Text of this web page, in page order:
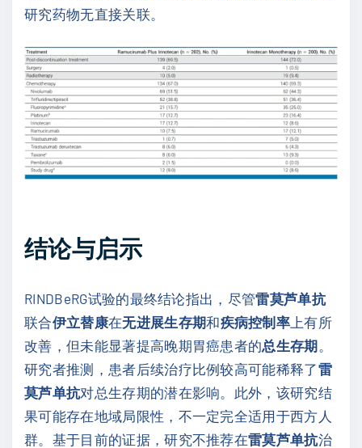
研究药物无直接关联。
结论与启示
RINDBeRG试验的最终结论指出，尽管雷莫芦单抗
联合伊立替康在无进展生存期和疾病控制率 上有所
改善，但未能显著提高晚期胃癌患者的总生存期
研究者推测，患者后续治疗比例较高可能稀释了雷
莫芦单抗对总生存期的潜在影响。此外，该研究结
果可能存在地域局限性，不一定完全适用于西方人
群。基于目前的证据，研究不推荐在雷莫芦单抗治